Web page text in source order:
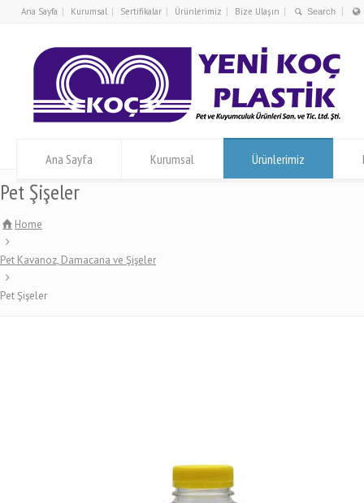
Ana Sayfa Kurumsal Sertifikalar Ürünlerimiz Bize Ulaşın
Ana Sayfa Kurumsal Ürünlerimiz
Pet Şişeler
Home
Pet Kavanoz, Damacana ve Şişeler
Pet Şişeler